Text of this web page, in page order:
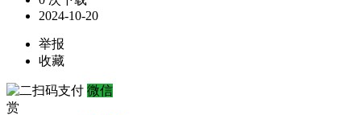
2024-10-20
举报
收藏
微信
赏